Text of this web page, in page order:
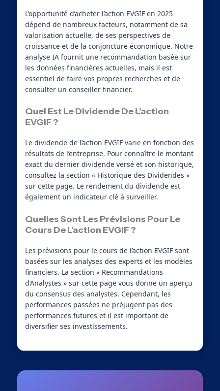
L’opportunité d’acheter l’action EVGIF en 2025
dépend de nombreux facteurs, notamment de sa
valorisation actuelle, de ses perspectives de
croissance et de la conjoncture économique. Notre
analyse IA fournit une recommandation basée sur
les données financières actuelles, mais il est
essentiel de faire vos propres recherches et de
consulter un conseiller financier.
Quel Est Le Dividende De L’action
EVGIF ?
Le dividende de l’action EVGIF varie en fonction des
résultats de l’entreprise. Pour connaître le montant
exact du dernier dividende versé et son historique,
consultez la section « Historique des Dividendes »
sur cette page. Le rendement du dividende est
également un indicateur clé à surveiller.
Quelles Sont Les Prévisions Pour Le
Cours De L’action EVGIF ?
Les prévisions pour le cours de l’action EVGIF sont
basées sur les analyses des experts et les modèles
financiers. La section « Recommandations
d’Analystes » sur cette page vous donne un aperçu
du consensus des analystes. Cependant, les
performances passées ne préjugent pas des
performances futures et il est important de
diversifier ses investissements.